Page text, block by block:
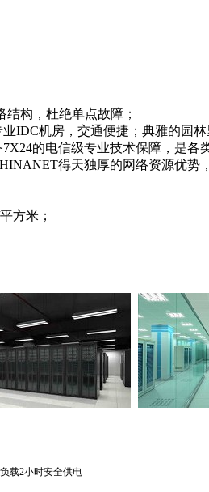
结构，杜绝单点故障；
IDC机房，交通便捷；典雅的园
的电信级专业技术保障，是各
得天独厚的网络资源优势
方米；
载2小时安全供电